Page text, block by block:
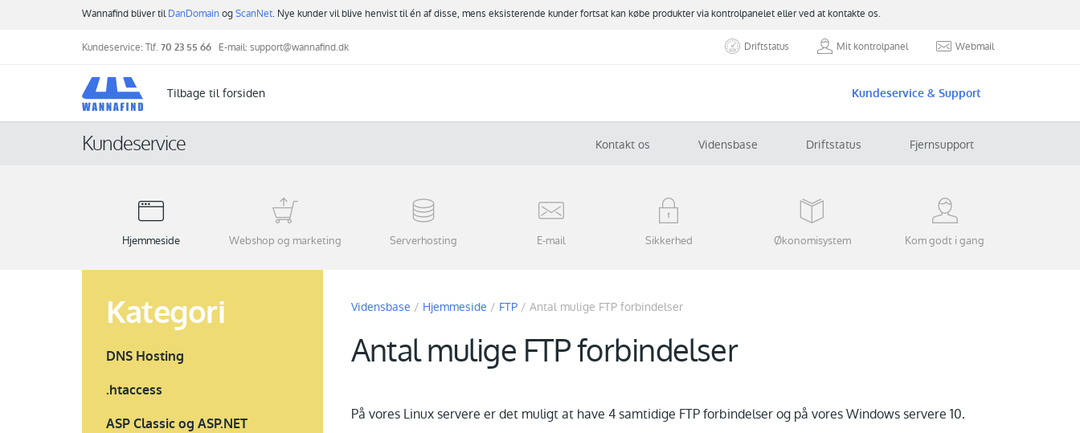
Wannafind bliver tilDanDomainogScanNet. Nye kunder vil blive henvist til én af disse, mens eksisterende kunder fortsat kan købe produkter via kontrolpanelet eller ved at kontakte os.
Kundeservice: Tlf. 70 23 55 66 E-mail: support@wannafind.dk Driftstatus Mit kontrolpanel Webmail
Tilbage til forsiden Kundeservice & Support
Kundeservice Kontakt os Vidensbase Driftstatus Fjernsupport
Hjemmeside Webshop og marketing Serverhosting E-mail Sikkerhed Økonomisystem Kom godt i gang
Kategori
DNS Hosting
.htaccess
ASP Classic og ASP.NET
Vidensbase / Hjemmeside / FTP / Antal mulige FTP forbindelser
Antal mulige FTP forbindelser
På vores Linux servere er det muligt at have 4 samtidige FTP forbindelser og på vores Windows servere 10.